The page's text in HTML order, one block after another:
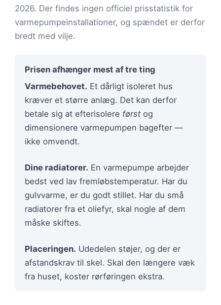
2026. Der findes ingen officiel prisstatistik for
varmepumpeinstallationer, og spændet er derfor
bredt med vilje.
Prisen afhænger mest af tre ting
Varmebehovet. Et dårligt isoleret hus
kræver et større anlæg. Det kan derfor
betale sig at efterisolere først og
dimensionere varmepumpen bagefter —
ikke omvendt.
Dine radiatorer. En varmepumpe arbejder
bedst ved lav fremløbstemperatur. Har du
gulvvarme, er du godt stillet. Har du små
radiatorer fra et oliefyr, skal nogle af dem
måske skiftes.
Placeringen. Udedelen støjer, og der er
afstandskrav til skel. Skal den længere væk
fra huset, koster rørføringen ekstra.